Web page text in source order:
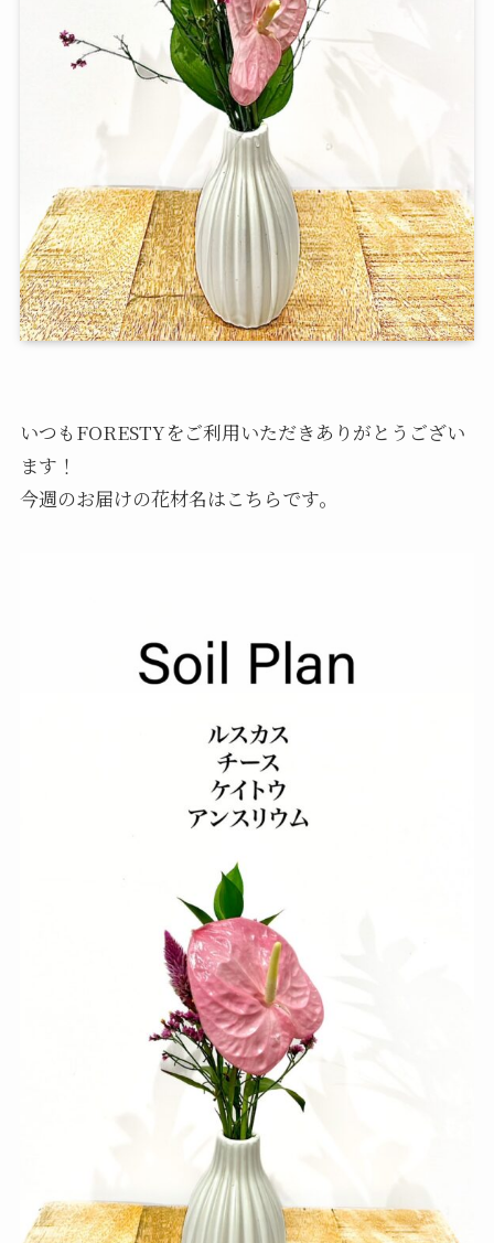
いつもFORESTYをご利用いただきありがとうござい
ます！
今週のお届けの花材名はこちらです。